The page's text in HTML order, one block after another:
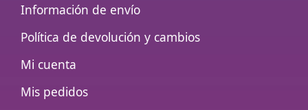
Información de envío
Política de devolución y cambios
Mi cuenta
Mis pedidos